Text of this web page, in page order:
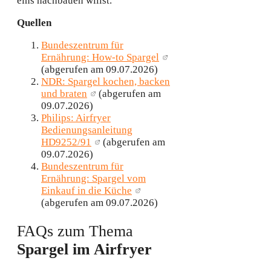
Quellen
Bundeszentrum für
Ernährung: How-to Spargel
(abgerufen am 09.07.2026)
NDR: Spargel kochen, backen
und braten
(abgerufen am
09.07.2026)
Philips: Airfryer
Bedienungsanleitung
HD9252/91
(abgerufen am
09.07.2026)
Bundeszentrum für
Ernährung: Spargel vom
Einkauf in die Küche
(abgerufen am 09.07.2026)
FAQs zum Thema
Spargel im Airfryer